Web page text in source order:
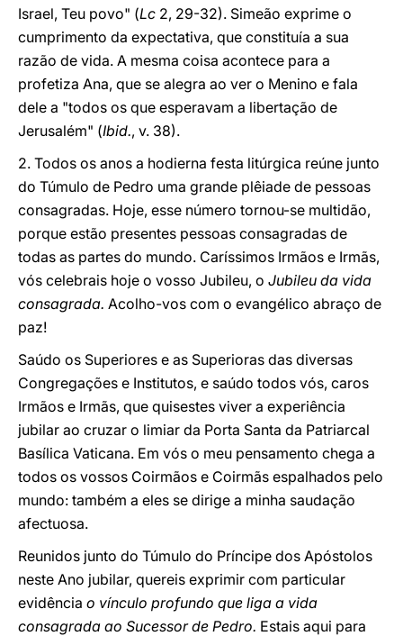
Israel, Teu povo" (Lc 2, 29-32). Simeão exprime o
cumprimento da expectativa, que constituía a sua
razão de vida. A mesma coisa acontece para a
profetiza Ana, que se alegra ao ver o Menino e fala
dele a "todos os que esperavam a libertação de
Jerusalém" (Ibid., v. 38).
2. Todos os anos a hodierna festa litúrgica reúne junto
do Túmulo de Pedro uma grande plêiade de pessoas
consagradas. Hoje, esse número tornou-se multidão,
porque estão presentes pessoas consagradas de
todas as partes do mundo. Caríssimos Irmãos e Irmãs,
vós celebrais hoje o vosso Jubileu, o Jubileu da vida
consagrada. Acolho-vos com o evangélico abraço de
paz!
Saúdo os Superiores e as Superioras das diversas
Congregações e Institutos, e saúdo todos vós, caros
Irmãos e Irmãs, que quisestes viver a experiência
jubilar ao cruzar o limiar da Porta Santa da Patriarcal
Basílica Vaticana. Em vós o meu pensamento chega a
todos os vossos Coirmãos e Coirmãs espalhados pelo
mundo: também a eles se dirige a minha saudação
afectuosa.
Reunidos junto do Túmulo do Príncipe dos Apóstolos
neste Ano jubilar, quereis exprimir com particular
evidência o vínculo profundo que liga a vida
consagrada ao Sucessor de Pedro. Estais aqui para